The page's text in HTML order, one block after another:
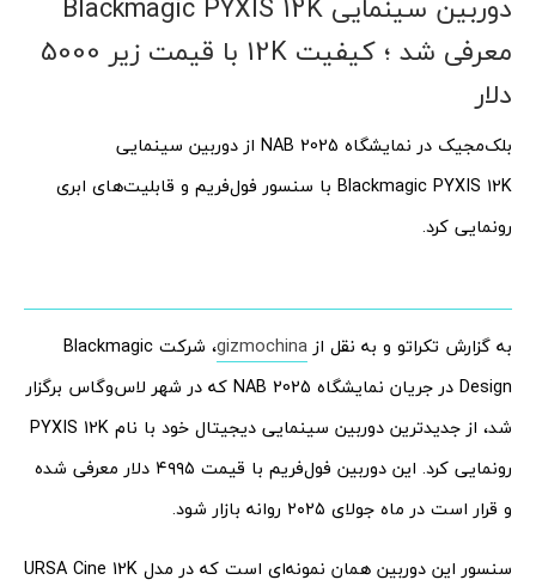
معرفی شد ؛ کیفیت 12K با قیمت زیر 5000
دلار
بلک‌مجیک در نمایشگاه NAB 2025 از دوربین سینمایی
Blackmagic PYXIS 12K با سنسور فول‌فریم و قابلیت‌های ابری
رونمایی کرد.
به گزارش تکراتو و به نقل ازgizmochina
، شرکت Blackmagic
Design در جریان نمایشگاه NAB 2025 که در شهر لاس‌وگاس برگزار
شد، از جدیدترین دوربین سینمایی دیجیتال خود با نام PYXIS 12K
رونمایی کرد. این دوربین فول‌فریم با قیمت ۴۹۹۵ دلار معرفی شده
و قرار است در ماه جولای ۲۰۲۵ روانه بازار شود.
سنسور این دوربین همان نمونه‌ای است که در مدل URSA Cine 12K